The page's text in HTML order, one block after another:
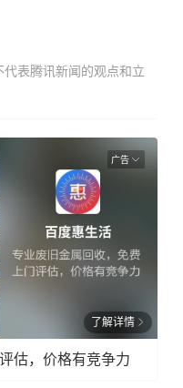
表腾讯新闻的观点和立
广告
了解详情
估，价格有竞争力